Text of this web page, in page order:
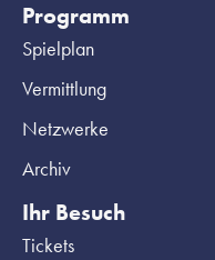
Programm
Spielplan
Vermittlung
Netzwerke
Archiv
Ihr Besuch
Tickets